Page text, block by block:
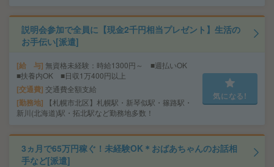
説明会参加で全員に【現金2千円相当プレゼント】生活の
お手伝い[派遣]
給 与 無資格未経験：時給1300円～ ■週払いOK
■扶養内OK ■日収1万400円以上
交通費 交通費全額支給
勤務地
【札幌市北区】札幌駅・新琴似駅・篠路駅・
新川(北海道)駅・拓北駅など勤務地多数！
気になる!
3ヵ月で65万円稼ぐ！未経験OK＊おばあちゃんのお話相
手など[派遣]